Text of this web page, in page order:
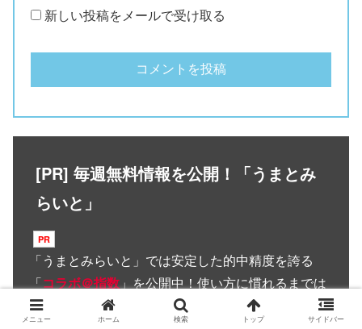
新しい投稿をメールで受け取る
[PR] 毎週無料情報を公開！「うまとみ
らいと」
「うまとみらいと 」では安定した的中精度を誇る
「コラボ＠指数 」を公開中！使い方に慣れるまでは
ちょっととっつきにくく感じるかもしれない「
コラ
メニュー ホーム 検索 トップ サイドバー